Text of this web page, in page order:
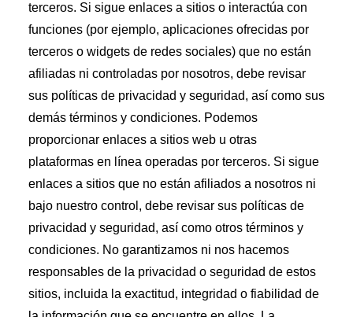
terceros. Si sigue enlaces a sitios o interactúa con
funciones (por ejemplo, aplicaciones ofrecidas por
terceros o widgets de redes sociales) que no están
afiliadas ni controladas por nosotros, debe revisar
sus políticas de privacidad y seguridad, así como sus
demás términos y condiciones. Podemos
proporcionar enlaces a sitios web u otras
plataformas en línea operadas por terceros. Si sigue
enlaces a sitios que no están afiliados a nosotros ni
bajo nuestro control, debe revisar sus políticas de
privacidad y seguridad, así como otros términos y
condiciones. No garantizamos ni nos hacemos
responsables de la privacidad o seguridad de estos
sitios, incluida la exactitud, integridad o fiabilidad de